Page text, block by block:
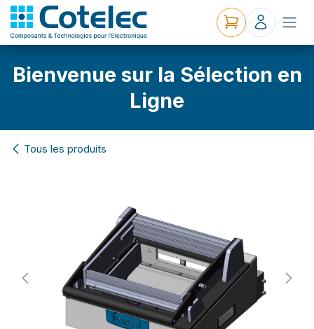
Bienvenue sur la Sélection en
Ligne
Tous les produits